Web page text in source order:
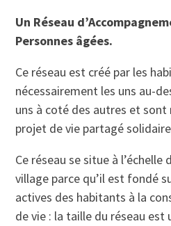
Un Réseau
Personnes âgées.
Ce réseau est créé par les
nécessairement les uns au-
uns à coté des autres et sont
projet de vie partagé
Ce réseau se situe à l’échelle
village parce qu’il est fondé
actives des habitants à la
de vie : la taille du réseau